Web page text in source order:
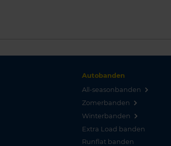
Autobanden
All-seasonbanden
Zomerbanden
Winterbanden
Extra Load banden
Runflat banden